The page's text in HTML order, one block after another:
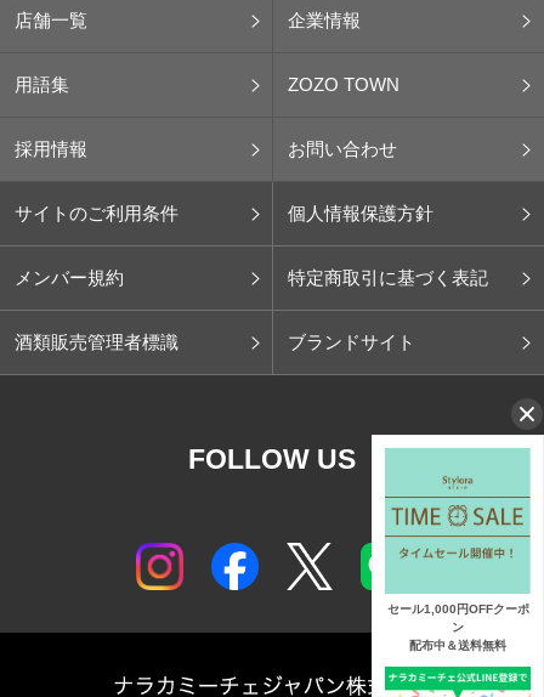
店舗一覧 企業情報
用語集 ZOZO TOWN
採用情報 お問い合わせ
サイトのご利用条件 個人情報保護方針
メンバー規約 特定商取引に基づく表記
酒類販売管理者標識 ブランドサイト
FOLLOW US
セール1,000円OFFクーポ
ン
配布中＆送料無料